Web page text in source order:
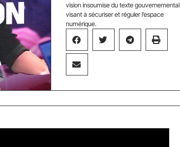
vision insoumise du texte gouvernemental
visant à sécuriser et réguler l’espace
numérique.